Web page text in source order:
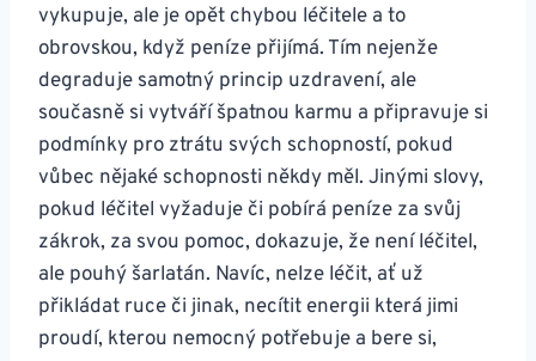
vykupuje, ale je opět chybou léčitele a to
obrovskou, když peníze přijímá. Tím nejenže
degraduje samotný princip uzdravení, ale
současně si vytváří špatnou karmu a připravuje si
podmínky pro ztrátu svých schopností, pokud
vůbec nějaké schopnosti někdy měl. Jinými slovy,
pokud léčitel vyžaduje či pobírá peníze za svůj
zákrok, za svou pomoc, dokazuje, že není léčitel,
ale pouhý šarlatán. Navíc, nelze léčit, ať už
přikládat ruce či jinak, necítit energii která jimi
proudí, kterou nemocný potřebuje a bere si,